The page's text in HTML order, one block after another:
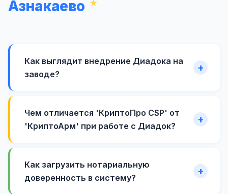
Азнакаево
Как выглядит внедрение Диадока на
заводе?
Чем отличается 'КриптоПро CSP' от
'КриптоАрм' при работе с Диадок?
Как загрузить нотариальную
доверенность в систему?